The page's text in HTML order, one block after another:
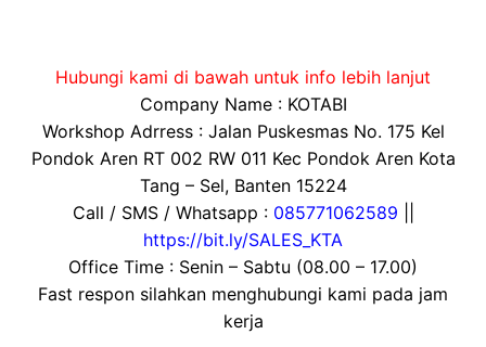
Hubungi kami di bawah untuk info lebih lanjut
Company Name : KOTABI
Workshop Adrress : Jalan Puskesmas No. 175 Kel
Pondok Aren RT 002 RW 011 Kec Pondok Aren Kota
Tang – Sel, Banten 15224
Call / SMS / Whatsapp : 085771062589
https://bit.ly/SALES_KTA
Office Time : Senin – Sabtu (08.00 – 17.00)
Fast respon silahkan menghubungi kami pada jam
kerja